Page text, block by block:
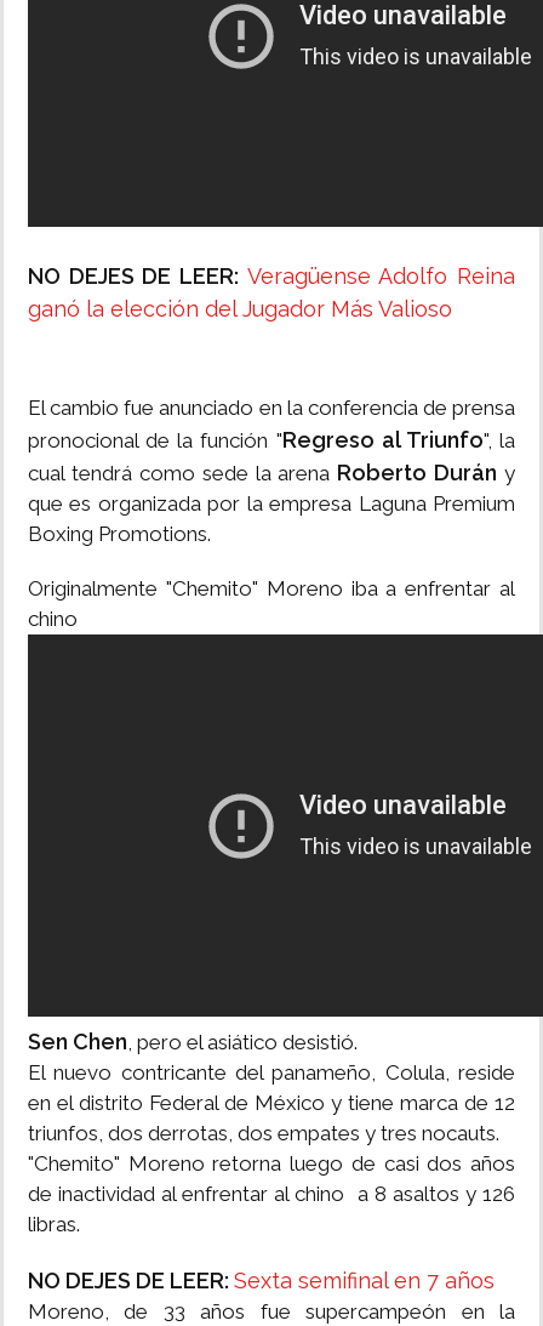
NO DEJES DE LEER: Veragüense Adolfo Reina
ganó la elección del Jugador Más Valioso
El cambio fue anunciado en la conferencia de prensa
pronocional de la función "Regreso al Triunfo", la
cual tendrá como sede la arena Roberto Durán y
que es organizada por la empresa Laguna Premium
Boxing Promotions.
Originalmente "Chemito" Moreno iba a enfrentar al
chino
Sen Chen, pero el asiático desistió.
El nuevo contricante del panameño, Colula, reside
en el distrito Federal de México y tiene marca de 12
triunfos, dos derrotas, dos empates y tres nocauts.
"Chemito" Moreno retorna luego de casi dos años
de inactividad al enfrentar al chino a 8 asaltos y 126
libras.
NO DEJES DE LEER: Sexta semifinal en 7 años
Moreno, de 33 años fue supercampeón en la